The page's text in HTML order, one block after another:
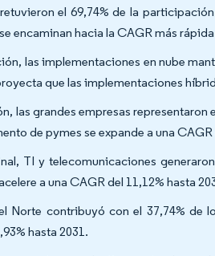
el 69,74% de la
encaminan hacia la CAGR más
las implementaciones en nube
que las implementaciones
las grandes empresas
de pymes se expande a una CAGR
TI y telecomunicaciones
a una CAGR del 11,12% hasta
Norte contribuyó con el 37,74% de
hasta 2031.